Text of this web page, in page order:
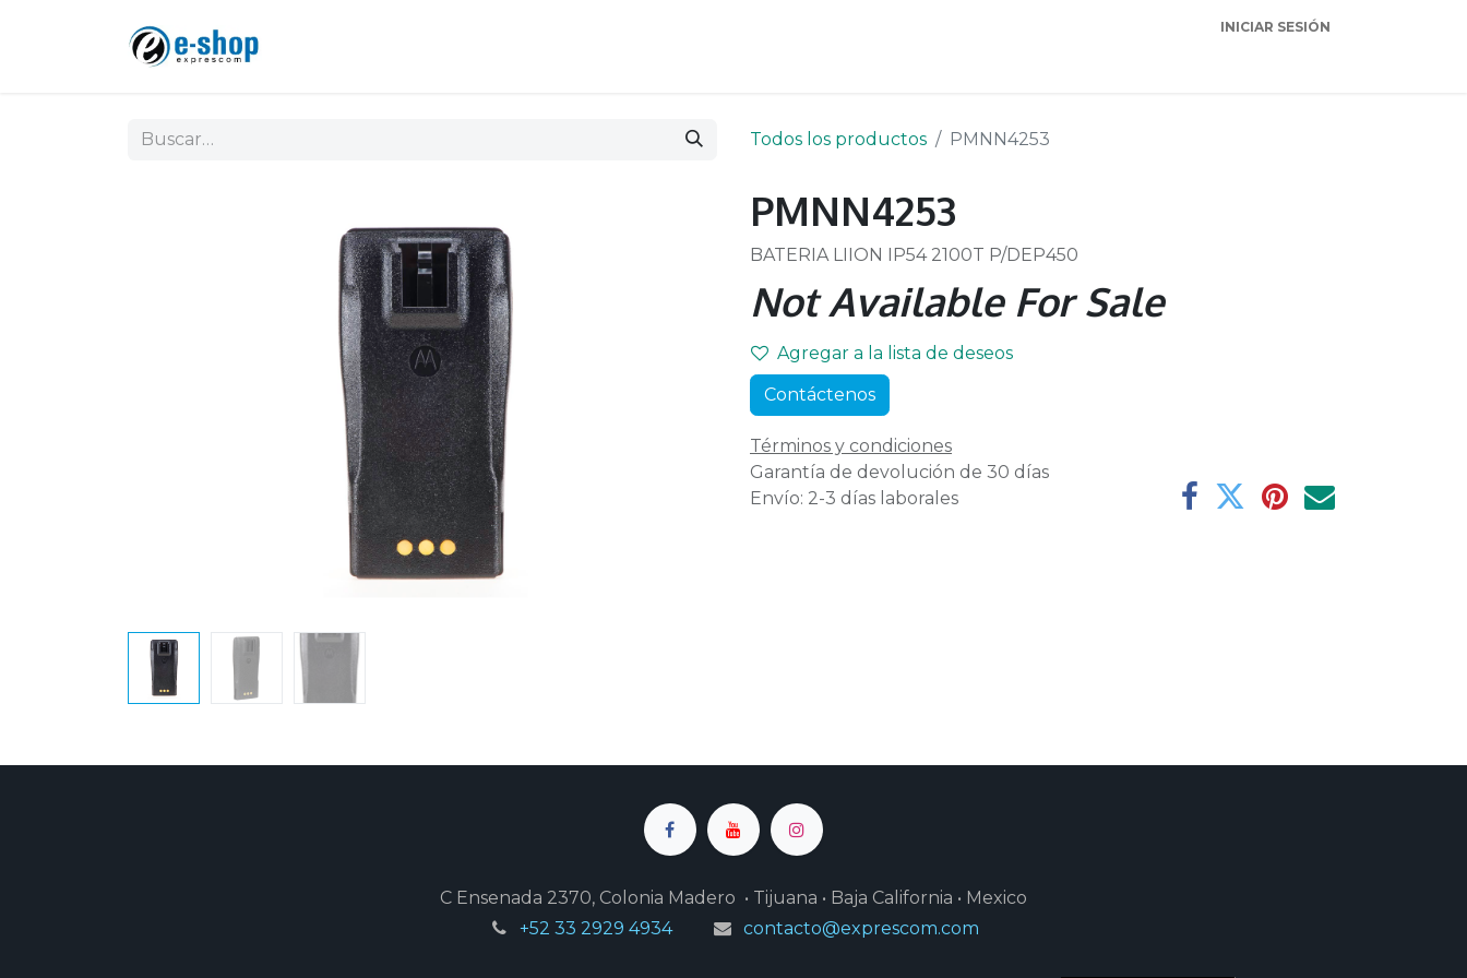
INICIAR SESIÓN
Todos los productos PMNN4253
PMNN4253
BATERIA LIION IP54 2100T P/DEP450
Not Available For Sale
Agregar a la lista de deseos
Contáctenos
Términos y condiciones
Garantía de devolución de 30 días
Envío: 2-3 días laborales
C Ensenada 2370, Colonia Madero • Tijuana • Baja California • Mexico
+52 33 2929 4934
contacto@exprescom.com